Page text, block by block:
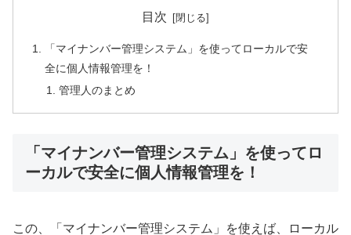
目次
「マイナンバー管理システム」を使ってローカルで安
全に個人情報管理を！
管理人のまとめ
「マイナンバー管理システム」を使ってロ
ーカルで安全に個人情報管理を！
この、「マイナンバー管理システム」を使えば、ローカル